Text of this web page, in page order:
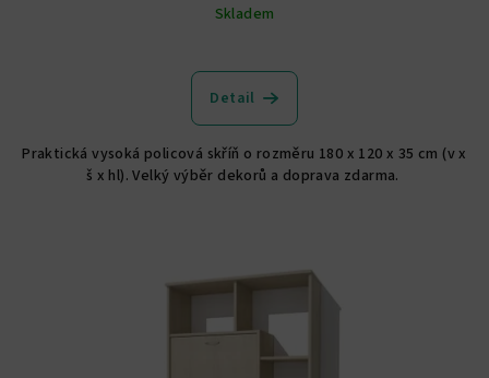
Skladem
Detail
Praktická vysoká policová skříň o rozměru 180 x 120 x 35 cm (v x
š x hl). Velký výběr dekorů a doprava zdarma.